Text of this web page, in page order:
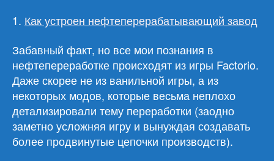
1. Как устроен нефтеперерабатывающий завод
Забавный факт, но все мои познания в
нефтепереработке происходят из игры Factorio.
Даже скорее не из ванильной игры, а из
некоторых модов, которые весьма неплохо
детализировали тему переработки (заодно
заметно усложняя игру и вынуждая создавать
более продвинутые цепочки производств).